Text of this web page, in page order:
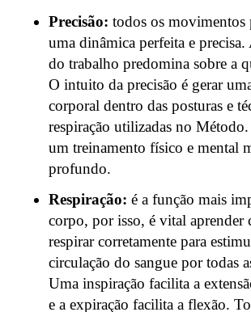
Precisão: todos os movimentos
uma dinâmica perfeita e
do trabalho predomina sobre a
O intuito da precisão é gerar
corporal dentro das posturas e
respiração utilizadas no
um treinamento físico e mental
profundo.
Respiração: é a função mais
corpo, por isso, é vital aprender
respirar corretamente para
circulação do sangue por todas
Uma inspiração facilita a
e a expiração facilita a flexão.